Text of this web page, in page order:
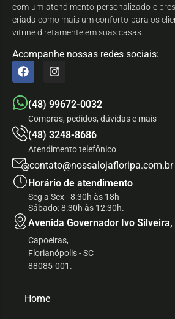
com um atendimento personalizado e
criada como mais um conforto para os
vitrine diretamente em suas casas.
Acompanhe nossas redes sociais:
(48) 99672-0032
Compras, pedidos, dúvidas e mais
(48) 3248-8686
Atendimento telefônico
contato@nossalojafloripa.com.br
Horário de atendimento
Seg a Sex - 8:30h às 18h
Sábado: 8:30h às 12:30h.
Avenida Governador Ivo Silveira,
Capoeiras,
Florianópolis - SC
88085-001.
Home